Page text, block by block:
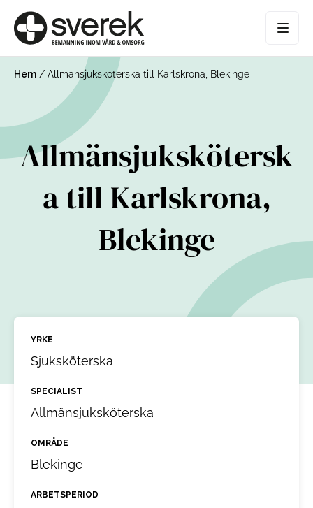
Hem / Allmänsjuksköterska till Karlskrona, Blekinge
Allmänsjukskötersk
a till Karlskrona,
Blekinge
YRKE
Sjuksköterska
SPECIALIST
Allmänsjuksköterska
OMRÅDE
Blekinge
ARBETSPERIOD